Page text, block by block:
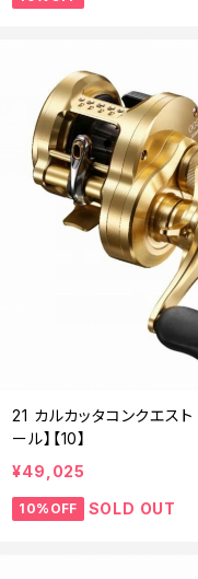
21 カルカッタコンクエス
ール】【10】
¥49,025
10%OFF SOLD OUT